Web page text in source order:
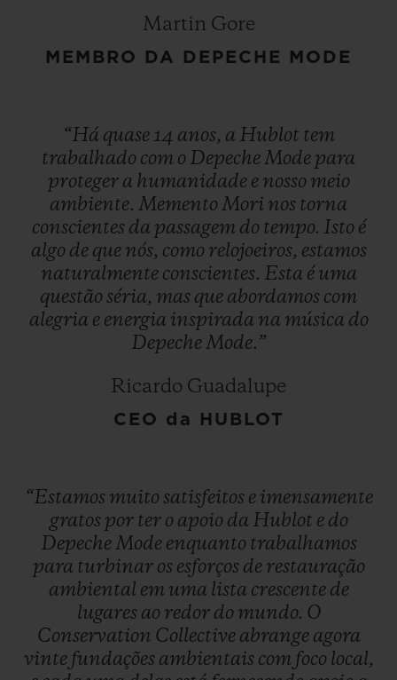
Martin Gore
MEMBRO DA DEPECHE MODE
“Há quase 14 anos, a Hublot tem
trabalhado com o DepecheMode para
proteger a humanidade e nosso meio
ambiente. Memento Mori nos torna
conscientes da passagem do tempo. Isto é
algo de que nós, como relojoeiros, estamos
naturalmente conscientes. Esta é uma
questão séria, mas que abordamos com
alegria e energia inspirada na música do
DepecheMode.”
Ricardo Guadalupe
CEO da HUBLOT
“Estamos muito satisfeitos e imensamente
gratos por ter o apoio da Hublot e do
DepecheMode enquanto trabalhamos
para turbinar os esforços de restauração
ambiental em uma lista crescente de
lugares ao redor do mundo. O
Conservation Collective abrange agora
vinte fundações ambientais com foco local,